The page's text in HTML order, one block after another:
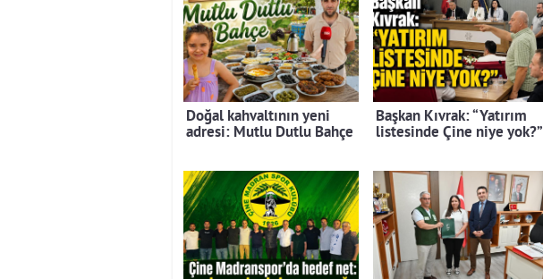
Doğal kahvaltının yeni
adresi: Mutlu Dutlu Bahçe
Başkan Kıvrak: “Yatırım
listesinde Çine niye yok?”